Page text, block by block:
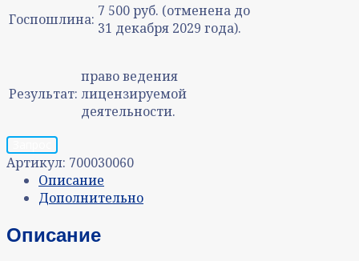
Госпошлина: 7 500 руб. (отменена до
31 декабря 2029 года).
Результат:
право ведения
лицензируемой
деятельности.
Артикул: 700030060
Описание
Дополнительно
Описание